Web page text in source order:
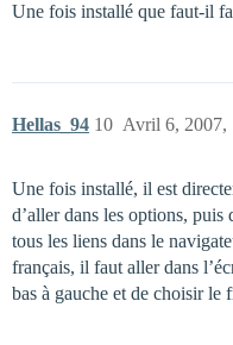
Une fois installé que faut-il
Hellas_94 Avril 6, 2007,
10
Une fois installé, il est
d’aller dans les options,
tous les liens dans le
français, il faut aller dans
bas à gauche et de choisir le